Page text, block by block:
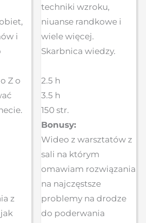
i
Z o
z
techniki wzroku,
niuanse randkowe i
wiele więcej.
Skarbnica wiedzy.
2.5 h
3.5 h
150 str.
Bonusy:
Wideo z warsztatów z
sali na którym
omawiam rozwiązania
na najczęstsze
problemy na drodze
do poderwania